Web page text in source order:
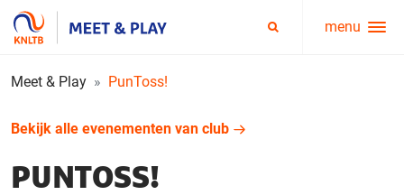
Service
menu
menu
Meet & Play PunToss!
Bekijk alle evenementen van club
PUNTOSS!